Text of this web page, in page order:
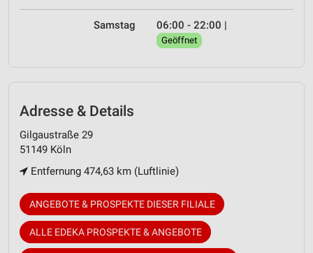
Samstag 06:00 - 22:00 |
Geöffnet
Adresse & Details
Gilgaustraße 29
51149 Köln
Entfernung 474,63 km (Luftlinie)
ANGEBOTE & PROSPEKTE DIESER FILIALE
ALLE EDEKA PROSPEKTE & ANGEBOTE